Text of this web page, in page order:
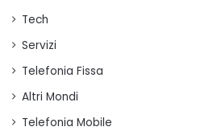
Tech
Servizi
Telefonia Fissa
Altri Mondi
Telefonia Mobile